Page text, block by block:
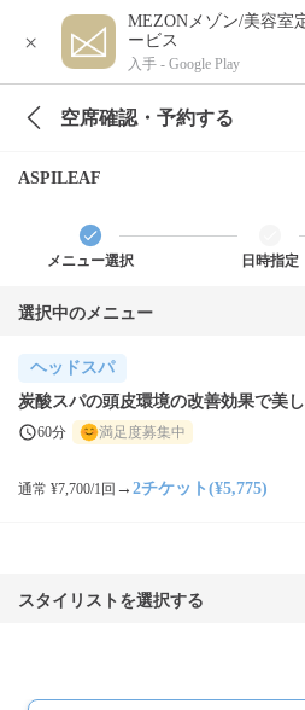
×
MEZONメゾン/美容室
ービス
入手 - Google Play
空席確認・予約する
ASPILEAF
メニュー選択 日時指定
選択中のメニュー
ヘッドスパ
炭酸スパの頭皮環境の改善効果で美
60分 満足度募集中
通常 ¥7,700/1回 → 2チケット(¥5,775)
スタイリストを選択する